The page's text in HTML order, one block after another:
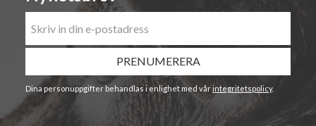
PRENUMERERA
Dina personuppgifter behandlas i enlighet med vårintegritetspolicy.